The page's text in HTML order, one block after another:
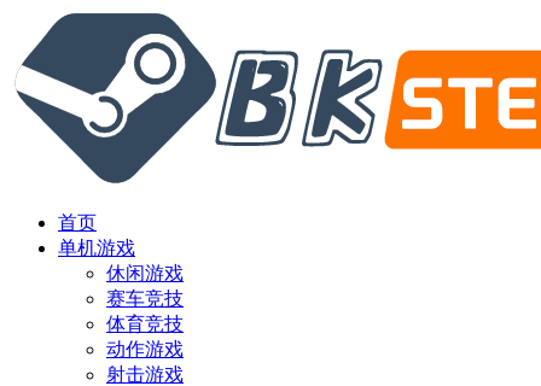
首页
单机游戏
休闲游戏
赛车竞技
体育竞技
动作游戏
射击游戏